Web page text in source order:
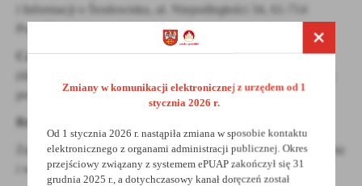
i Informacji o Środowisku, al. Niepodległości 34, 61-714
Poznań.
Czas trwania VII edycji Konkursuod 17 stycznia 2022 r.
(data ogłoszenia) do 1 kwietnia 2022 r. (decyduje data stempla
pocztowego).
Rozstrzygnięcie konkursu
Zachęcamy Państwa do zapoznania się z regulaminem konkursu
i wzięcia w nim udziału.
Zmiany w komunikacji elektronicznej z urzędem od 1
stycznia 2026 r.
Od 1 stycznia 2026 r. nastąpiła zmiana w sposobie kontaktu
elektronicznego z organami administracji publicznej. Okres
przejściowy związany z systemem ePUAP zakończył się 31
grudnia 2025 r., a dotychczasowy kanał doręczeń został